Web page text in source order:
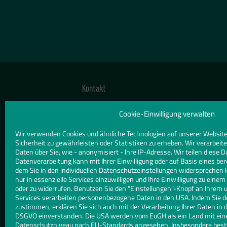
Cookie-Einwilligung verwalten
Wir verwenden Cookies und ähnliche Technologien auf unserer
Sicherheit zu gewährleisten oder Statistiken zu erheben. Wir
Daten über Sie, wie - anonymisiert - Ihre IP-Adresse. Wir teilen diese
Datenverarbeitung kann mit Ihrer Einwilligung oder auf Basis eines
dem Sie in den individuellen Datenschutzeinstellungen widersprechen
nur in essenzielle Services einzuwilligen und Ihre Einwilligung zu
oder zu widerrufen. Benutzen Sie den "Einstellungen"-Knopf an Ihrem
Services verarbeiten personenbezogene Daten in den USA. Indem Sie
zustimmen, erklären Sie sich auch mit der Verarbeitung Ihrer Daten in
DSGVO einverstanden. Die USA werden vom EuGH als ein Land mit
Datenschutzniveau nach EU-Standards angesehen. Insbesondere
Kontakt
TELEFON
E-MAIL
info@glas-fischer.de
WEBSITE
www.glas-fischer.de